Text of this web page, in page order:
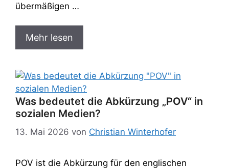
übermäßigen …
Mehr lesen
Was bedeutet die Abkürzung „POV“ in
sozialen Medien?​
13. Mai 2026 von Christian Winterhofer
POV ist die Abkürzung für den englischen